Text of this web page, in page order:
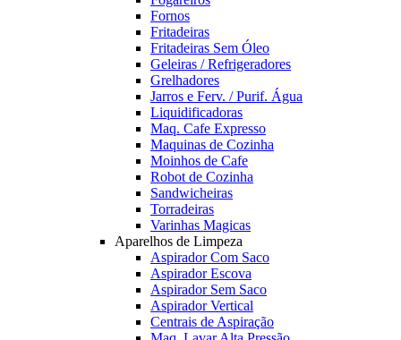
Fornos
Fritadeiras
Fritadeiras Sem Óleo
Geleiras / Refrigeradores
Grelhadores
Jarros e Ferv. / Purif. Água
Liquidificadoras
Maq. Cafe Expresso
Maquinas de Cozinha
Moinhos de Cafe
Robot de Cozinha
Sandwicheiras
Torradeiras
Varinhas Magicas
Aparelhos de Limpeza
Aspirador Com Saco
Aspirador Escova
Aspirador Sem Saco
Aspirador Vertical
Centrais de Aspiração